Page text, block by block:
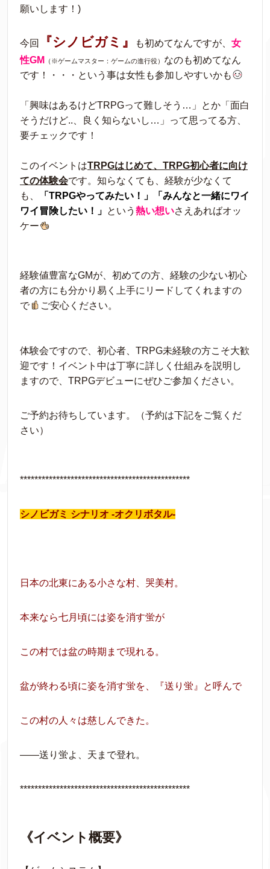
願いします！)
今回 『シノビガミ』 も初めてなんですが、 女
性GM
（※ゲームマスター：ゲームの進行役） なのも初めてなん
です！・・・という事は女性も参加しやすいかも
「興味はあるけどTRPGって難しそう…」とか「面白
そうだけど..、良く知らないし…」って思ってる方、
要チェックです！
このイベントはTRPGはじめて、TRPG初心者に向け
ての体験会です。知らなくても、経験が少なくて
も、
「TRPGやってみたい！」「みんなと一緒にワイ
ワイ冒険したい！」 という 熱い想いさえあればオッ
ケー
経験値豊富なGMが、初めての方、経験の少ない初心
者の方にも分かり易く上手にリードしてくれますの
で
ご安心ください。
体験会ですので、初心者、TRPG未経験の方こそ大歓
迎です！イベント中は丁寧に詳しく仕組みを説明し
ますので、TRPGデビューにぜひご参加ください。
ご予約お待ちしています。（予約は下記をご覧くだ
さい）
***********************************************
シノビガミ シナリオ -オクリボタル-
日本の北東にある小さな村、哭美村。
本来なら七月頃には姿を消す蛍が
この村では盆の時期まで現れる。
盆が終わる頃に姿を消す蛍を、『送り蛍』と呼んで
この村の人々は慈しんできた。
――送り蛍よ、天まで登れ。
***********************************************
《イベント概要》